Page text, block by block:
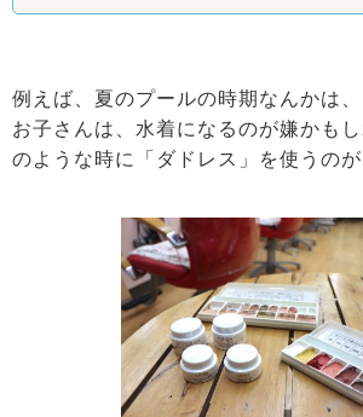
例えば、夏のプールの時期なんかは
お子さんは、水着になるのが嫌かも
のような時に「ダドレス」を使うのが